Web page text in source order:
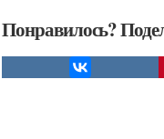
Понравилось?